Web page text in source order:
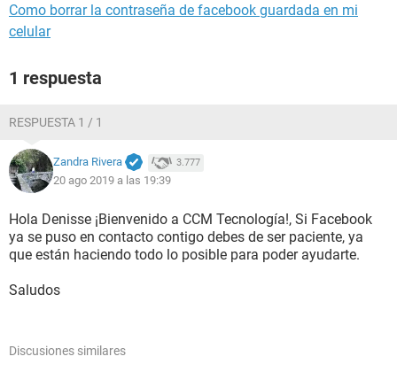
Como borrar la contraseña de facebook guardada en mi
celular
1 respuesta
RESPUESTA 1 / 1
Zandra Rivera 3.777
20 ago 2019 a las 19:39
Hola Denisse ¡Bienvenido a CCM Tecnología!, Si Facebook
ya se puso en contacto contigo debes de ser paciente, ya
que están haciendo todo lo posible para poder ayudarte.
Saludos
Discusiones similares